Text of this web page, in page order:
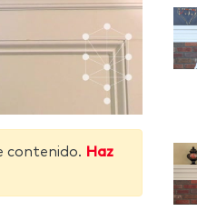
contenido. Haz